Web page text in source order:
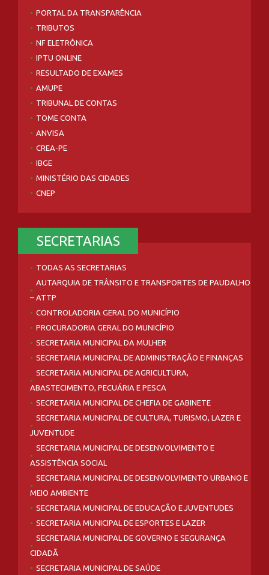
PORTAL DA TRANSPARÊNCIA
TRIBUTOS
NF ELETRÔNICA
IPTU ONLINE
RESULTADO DE EXAMES
AMUPE
TRIBUNAL DE CONTAS
TOME CONTA
ANVISA
CREA-PE
IBGE
MINISTÉRIO DAS CIDADES
CNEP
SECRETARIAS
TODAS AS SECRETARIAS
AUTARQUIA DE TRÂNSITO E TRANSPORTES DE PAUDALHO
– ATTP
CONTROLADORIA GERAL DO MUNICÍPIO
PROCURADORIA GERAL DO MUNICÍPIO
SECRETARIA MUNICIPAL DA MULHER
SECRETARIA MUNICIPAL DE ADMINISTRAÇÃO E FINANÇAS
SECRETARIA MUNICIPAL DE AGRICULTURA,
ABASTECIMENTO, PECUÁRIA E PESCA
SECRETARIA MUNICIPAL DE CHEFIA DE GABINETE
SECRETARIA MUNICIPAL DE CULTURA, TURISMO, LAZER E
JUVENTUDE
SECRETARIA MUNICIPAL DE DESENVOLVIMENTO E
ASSISTÊNCIA SOCIAL
SECRETARIA MUNICIPAL DE DESENVOLVIMENTO URBANO E
MEIO AMBIENTE
SECRETARIA MUNICIPAL DE EDUCAÇÃO E JUVENTUDES
SECRETARIA MUNICIPAL DE ESPORTES E LAZER
SECRETARIA MUNICIPAL DE GOVERNO E SEGURANÇA
CIDADÃ
SECRETARIA MUNICIPAL DE SAÚDE